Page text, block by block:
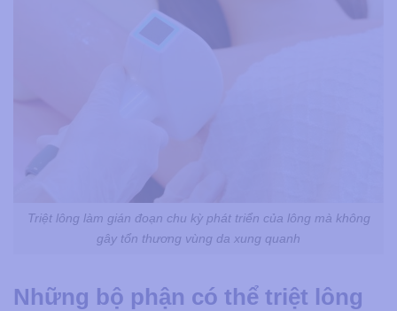
Triệt lông làm gián đoạn chu kỳ phát triển của lông mà không
gây tổn thương vùng da xung quanh
Những bộ phận có thể triệt lông